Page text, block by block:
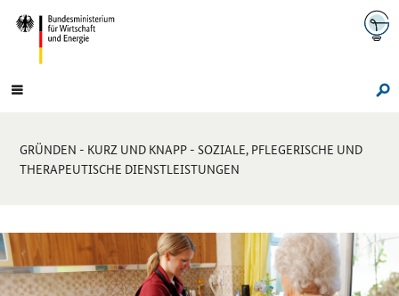
Navigation
Hauptmenü
Sie
sind
GRÜNDEN - KURZ UND KNAPP - SOZIALE, PFLEGERISCHE UND
THERAPEUTISCHE DIENSTLEISTUNGEN
Sprungmarken-
Navigation